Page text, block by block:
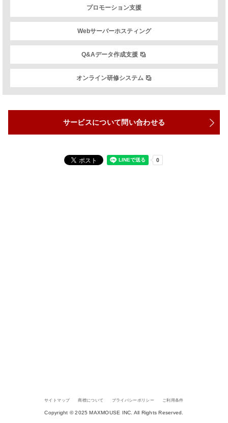
プロモーション支援
Webサーバーホスティング
Q&Aデータ作成支援
オンライン研修システム
サービスについて問い合わせる
サイトマップ 商標について プライバシーポリシー ご利用条件
Copyright © 2025 MAXMOUSE INC. All Rights Reserved.